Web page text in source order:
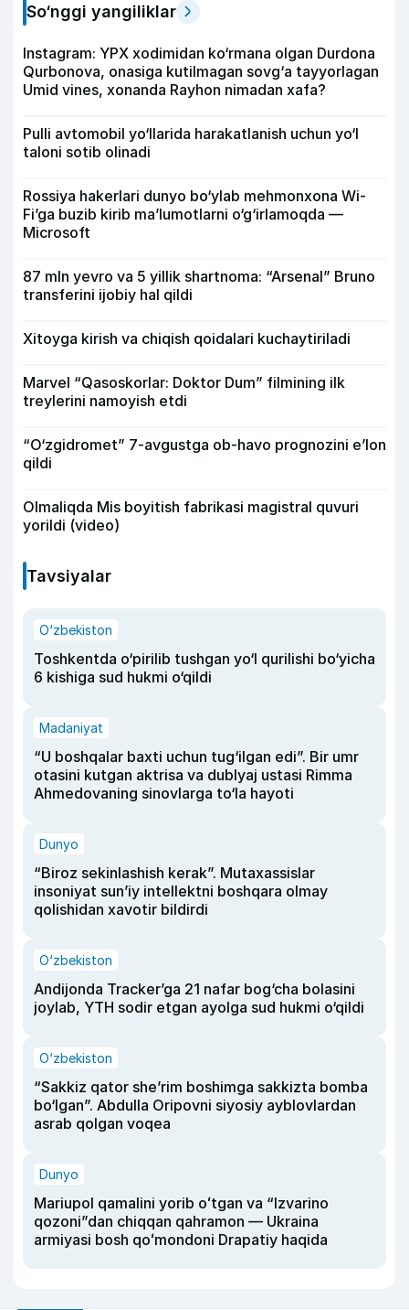
So‘nggi yangiliklar
Instagram: YPX xodimidan ko‘rmana olgan Durdona
Qurbonova, onasiga kutilmagan sovg‘a tayyorlagan
Umid vines, xonanda Rayhon nimadan xafa?
Pulli avtomobil yo‘llarida harakatlanish uchun yo‘l
taloni sotib olinadi
Rossiya hakerlari dunyo bo‘ylab mehmonxona Wi-
Fi’ga buzib kirib ma’lumotlarni o‘g‘irlamoqda —
Microsoft
87 mln yevro va 5 yillik shartnoma: “Arsenal” Bruno
transferini ijobiy hal qildi
Xitoyga kirish va chiqish qoidalari kuchaytiriladi
Marvel “Qasoskorlar: Doktor Dum” filmining ilk
treylerini namoyish etdi
“O‘zgidromet” 7-avgustga ob-havo prognozini e’lon
qildi
Olmaliqda Mis boyitish fabrikasi magistral quvuri
yorildi (video)
Tavsiyalar
O‘zbekiston
Toshkentda o‘pirilib tushgan yo‘l qurilishi bo‘yicha
6 kishiga sud hukmi o‘qildi
Madaniyat
“U boshqalar baxti uchun tug‘ilgan edi”. Bir umr
otasini kutgan aktrisa va dublyaj ustasi Rimma
Ahmedovaning sinovlarga to‘la hayoti
Dunyo
“Biroz sekinlashish kerak”. Mutaxassislar
insoniyat sun’iy intellektni boshqara olmay
qolishidan xavotir bildirdi
O‘zbekiston
Andijonda Tracker’ga 21 nafar bog‘cha bolasini
joylab, YTH sodir etgan ayolga sud hukmi o‘qildi
O‘zbekiston
“Sakkiz qator she’rim boshimga sakkizta bomba
bo‘lgan”. Abdulla Oripovni siyosiy ayblovlardan
asrab qolgan voqea
Dunyo
Mariupol qamalini yorib oʻtgan va “Izvarino
qozoni”dan chiqqan qahramon — Ukraina
armiyasi bosh qoʻmondoni Drapatiy haqida